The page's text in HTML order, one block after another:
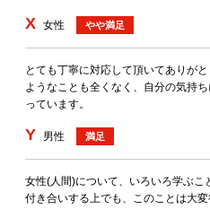
X 女性 やや満足
とても丁寧に対応して頂いてありが
ようなことも全くなく、自分の気持
っています。
Y 男性 満足
女性(人間)について、いろいろ学ぶ
付き合いする上でも、このことは大変